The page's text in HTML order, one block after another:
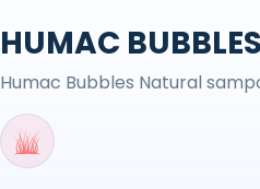
HUMAC
Humac Bubbles Natural